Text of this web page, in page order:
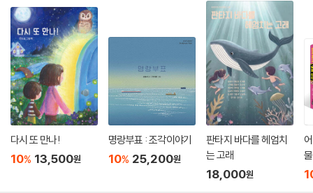
이 함께 성장해 가는 모습을 보여준다.
닐은 아빠와 갈등을 해결해 가는 과정과 새끼 호랑이를 구하면서 자신이
사랑하는 것을 지키기 위해서는 위험을 무릅써야 할 때가 있다는 걸 깨닫
게 된다. 또한 더 나은 미래를 위해서는 때로는 현재를 희생해야 한다는 것
도 알게 된다. 닐은 공부를 계속 하고 싶은 누나 루파에게 자기처럼 다시 학
교에서 공부할 수 있게 하겠다고 약속을 하며 다시 가족이 있는 섬으로 돌
아오겠다고 마음속으로 다짐한다.
다시 또 만나!
10% 13,500원
명랑부표 : 조각이야기
10% 25,200원
판타지 바다를 헤엄치
는 고래
18,000원